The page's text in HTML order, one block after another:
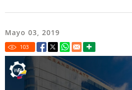
Mayo 03, 2019
103